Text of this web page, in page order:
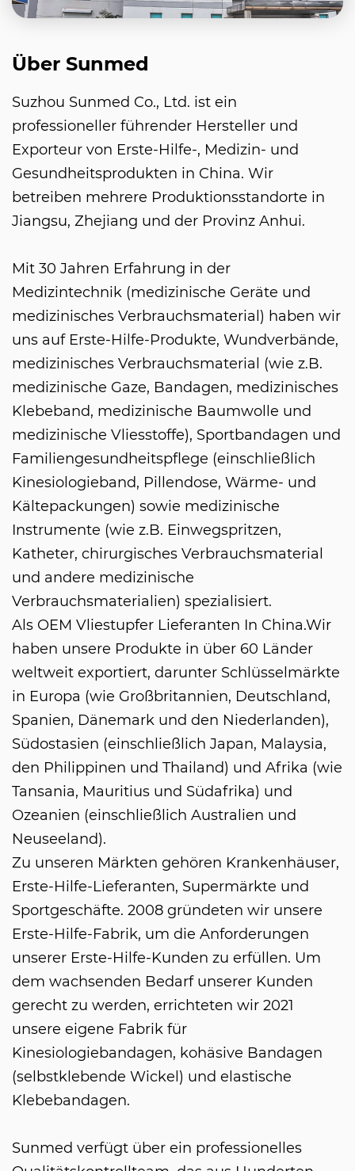
Über Sunmed
Suzhou Sunmed Co., Ltd. ist ein
professioneller führender Hersteller und
Exporteur von Erste-Hilfe-, Medizin- und
Gesundheitsprodukten in China. Wir
betreiben mehrere Produktionsstandorte in
Jiangsu, Zhejiang und der Provinz Anhui.
Mit 30 Jahren Erfahrung in der
Medizintechnik (medizinische Geräte und
medizinisches Verbrauchsmaterial) haben wir
uns auf Erste-Hilfe-Produkte, Wundverbände,
medizinisches Verbrauchsmaterial (wie z.B.
medizinische Gaze, Bandagen, medizinisches
Klebeband, medizinische Baumwolle und
medizinische Vliesstoffe), Sportbandagen und
Familiengesundheitspflege (einschließlich
Kinesiologieband, Pillendose, Wärme- und
Kältepackungen) sowie medizinische
Instrumente (wie z.B. Einwegspritzen,
Katheter, chirurgisches Verbrauchsmaterial
und andere medizinische
Verbrauchsmaterialien) spezialisiert.
Als OEM Vliestupfer Lieferanten In China.Wir
haben unsere Produkte in über 60 Länder
weltweit exportiert, darunter Schlüsselmärkte
in Europa (wie Großbritannien, Deutschland,
Spanien, Dänemark und den Niederlanden),
Südostasien (einschließlich Japan, Malaysia,
den Philippinen und Thailand) und Afrika (wie
Tansania, Mauritius und Südafrika) und
Ozeanien (einschließlich Australien und
Neuseeland).
Zu unseren Märkten gehören Krankenhäuser,
Erste-Hilfe-Lieferanten, Supermärkte und
Sportgeschäfte. 2008 gründeten wir unsere
Erste-Hilfe-Fabrik, um die Anforderungen
unserer Erste-Hilfe-Kunden zu erfüllen. Um
dem wachsenden Bedarf unserer Kunden
gerecht zu werden, errichteten wir 2021
unsere eigene Fabrik für
Kinesiologiebandagen, kohäsive Bandagen
(selbstklebende Wickel) und elastische
Klebebandagen.
Sunmed verfügt über ein professionelles